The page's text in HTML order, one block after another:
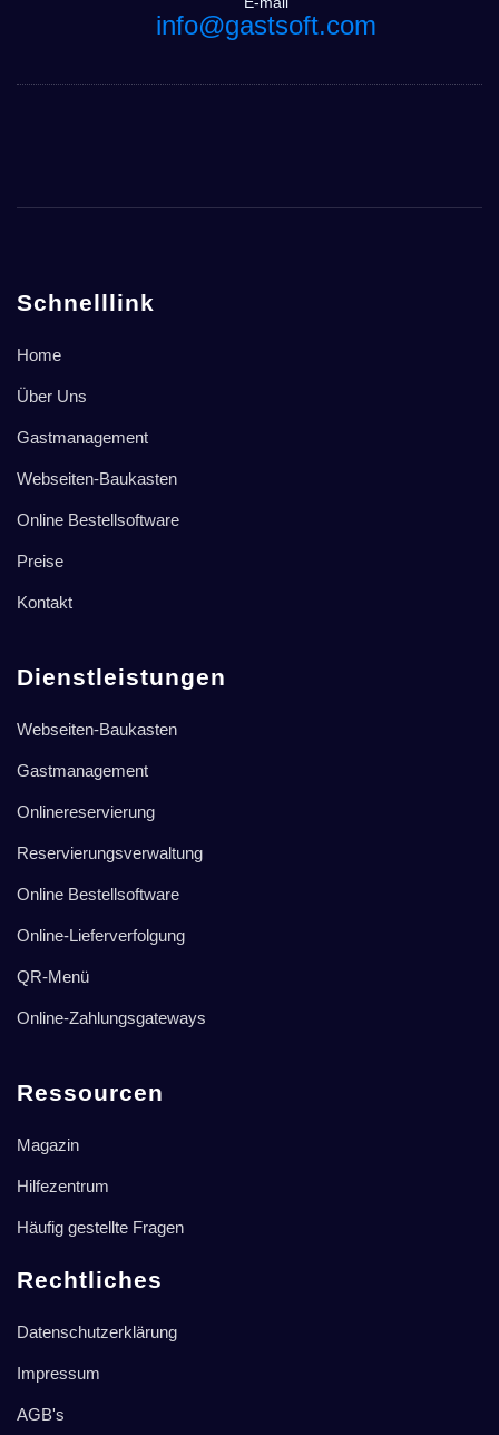
info@gastsoft.com
Schnelllink
Home
Über Uns
Gastmanagement
Webseiten-Baukasten
Online Bestellsoftware
Preise
Kontakt
Dienstleistungen
Webseiten-Baukasten
Gastmanagement
Onlinereservierung
Reservierungsverwaltung
Online Bestellsoftware
Online-Lieferverfolgung
QR-Menü
Online-Zahlungsgateways
Ressourcen
Magazin
Hilfezentrum
Häufig gestellte Fragen
Rechtliches
Datenschutzerklärung
Impressum
AGB's